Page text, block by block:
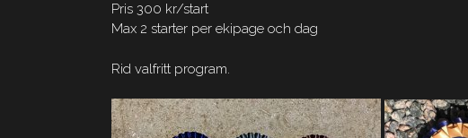
Pris 300 kr/start
Max 2 starter per ekipage och dag
Rid valfritt program.